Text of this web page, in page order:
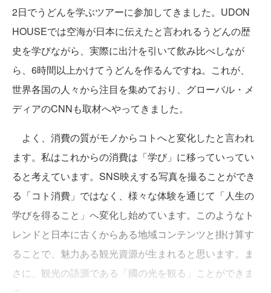
2日でうどんを学ぶツアーに参加してきました。UDON
HOUSEでは空海が日本に伝えたと言われるうどんの歴
史を学びながら、実際に出汁を引いて飲み比べしなが
ら、6時間以上かけてうどんを作るんですね。これが、
世界各国の人々から注目を集めており、グローバル・メ
ディアのCNNも取材へやってきました。
よく、消費の質がモノからコトへと変化したと言われ
ます。私はこれからの消費は「学び」に移っていってい
ると考えています。SNS映えする写真を撮ることができ
る「コト消費」ではなく、様々な体験を通じて「人生の
学びを得ること」へ変化し始めています。このようなト
レンドと日本に古くからある地域コンテンツと掛け算す
ることで、魅力ある観光資源が生まれると思います。ま
さに、観光の語源である「國の光を観る」ことができま